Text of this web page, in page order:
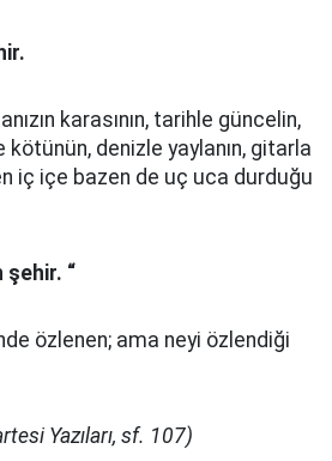
karasının, tarihle güncelin,
kötünün, denizle yaylanın, gitarla
iç içe bazen de uç uca durduğu
şehir. “
özlenen; ama neyi özlendiği
Yazıları, sf. 107)